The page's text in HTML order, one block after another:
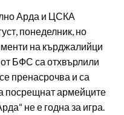
Арда и ЦСКА
понеделник, но
на кърджалийци
БФС са отхвърлили
пренасрочва и са
посрещнат армейците
не е годна за игра.